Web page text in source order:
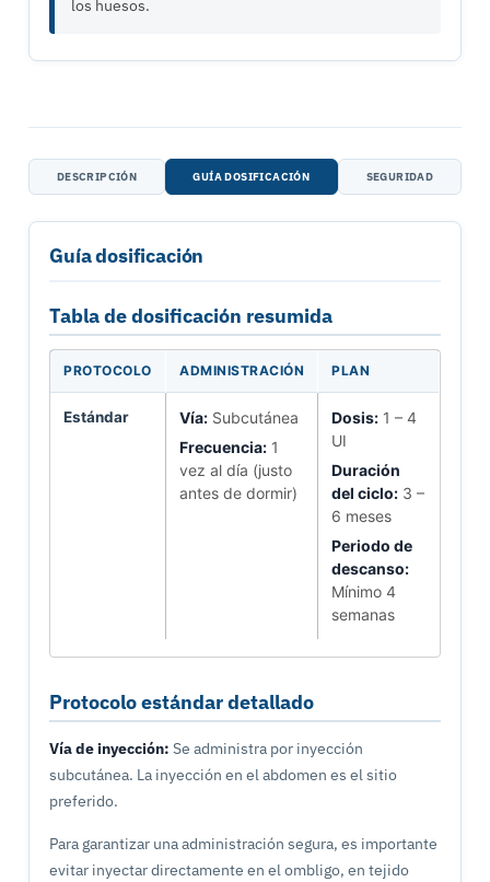
los huesos.
DESCRIPCIÓN GUÍA DOSIFICACIÓN SEGURIDAD
Guía dosificación
Tabla de dosificación resumida
PROTOCOLO ADMINISTRACIÓN PLAN
Estándar Vía: Subcutánea
Frecuencia: 1
vez al día (justo
antes de dormir)
Dosis: 1 – 4
UI
Duración
del ciclo: 3 –
6 meses
Periodo de
descanso:
Mínimo 4
semanas
Protocolo estándar detallado
Vía de inyección: Se administra por inyección
subcutánea. La inyección en el abdomen es el sitio
preferido.
Para garantizar una administración segura, es importante
evitar inyectar directamente en el ombligo, en tejido